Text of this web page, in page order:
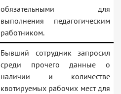
обязательными для
выполнения педагогическим
работником.
Бывший сотрудник запросил
среди прочего данные о
наличии и количестве
квотируемых рабочих мест для